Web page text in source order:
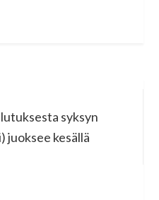
syksyn
juoksee kesällä